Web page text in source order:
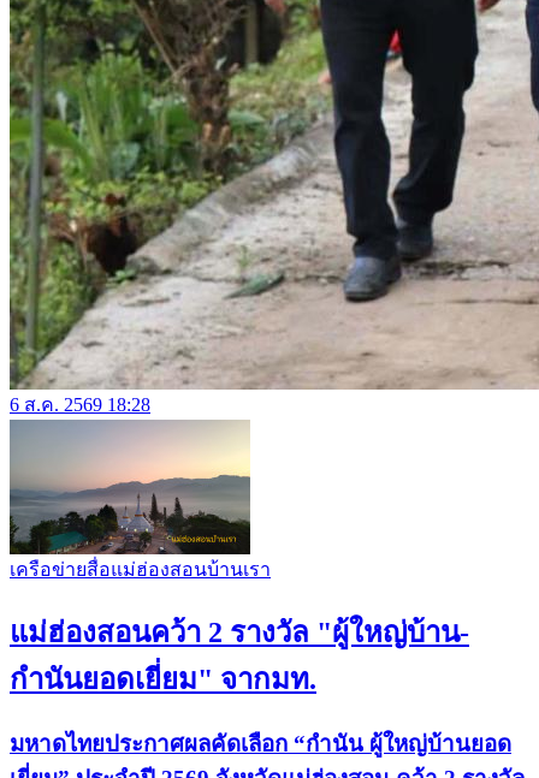
6 ส.ค. 2569 18:28
เครือข่ายสื่อแม่ฮ่องสอนบ้านเรา
แม่ฮ่องสอนคว้า 2 รางวัล "ผู้ใหญ่บ้าน-
กำนันยอดเยี่ยม" จากมท.
มหาดไทยประกาศผลคัดเลือก “กำนัน ผู้ใหญ่บ้านยอด